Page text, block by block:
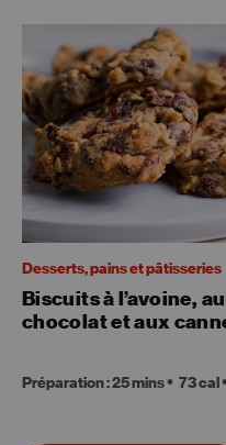
Desserts, pains et pâtisseries
Biscuits à l’avoine, au
chocolat et aux
Préparation : 25 mins 73 cal